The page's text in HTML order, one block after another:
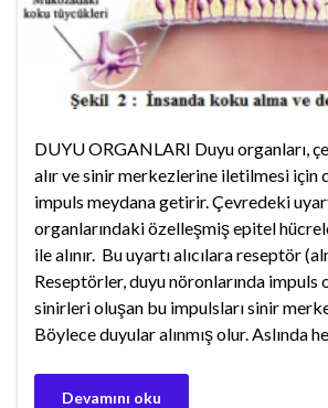
DUYU ORGANLARI Duyu organları,
alır ve sinir merkezlerine iletilmesi için
impuls meydana getirir. Çevredeki
organlarındaki özelleşmiş epitel
ile alınır. Bu uyartı alıcılara reseptör
Reseptörler, duyu nöronlarında impuls
sinirleri oluşan bu impulsları sinir
Böylece duyular alınmış olur. Aslında
Devamını oku